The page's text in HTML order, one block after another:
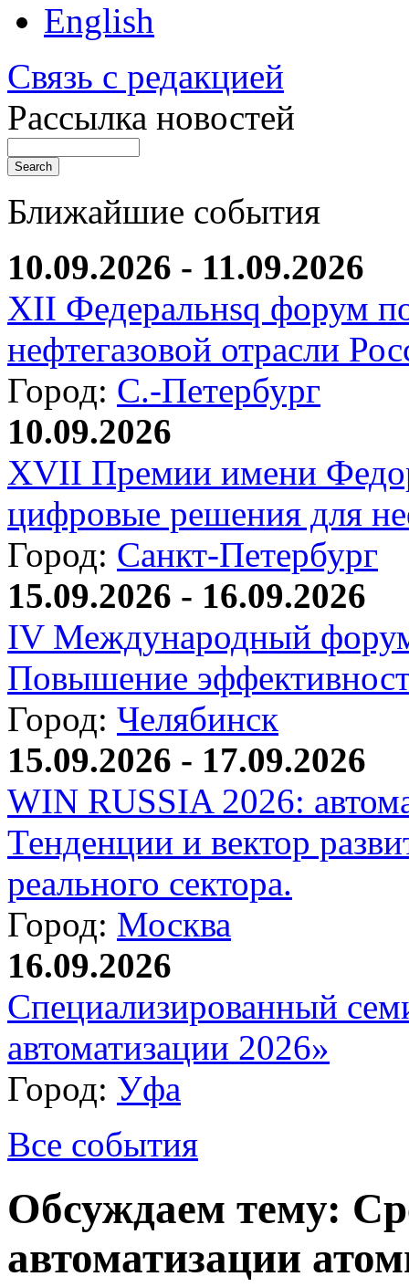
English
Связь с редакцией
Рассылка новостей
Ближайшие события
10.09.2026 - 11.09.2026
XII Федеральнsq форум
нефтегазовой отрасли
Город: С.-Петербург
10.09.2026
XVII Премии имени
цифровые решения для
Город: Санкт-Петербург
15.09.2026 - 16.09.2026
IV Международный
Повышение
Город: Челябинск
15.09.2026 - 17.09.2026
WIN RUSSIA 2026:
Тенденции и вектор
реального сектора.
Город: Москва
16.09.2026
Специализированный
автоматизации 2026»
Город: Уфа
Все события
Обсуждаем тему:
автоматизации